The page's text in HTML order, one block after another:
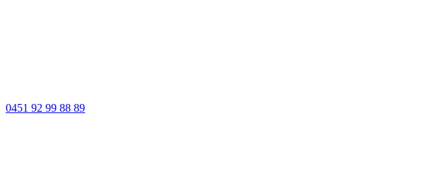
0451 92 99 88 89